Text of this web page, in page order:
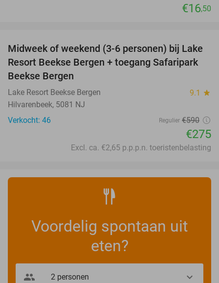
€16,50
53%
Midweek of weekend (3-6 personen) bij Lake
Resort Beekse Bergen + toegang Safaripark
Beekse Bergen
Lake Resort Beekse Bergen 9.1 star
Hilvarenbeek, 5081 NJ
Verkocht: 46
Regulier €590
€275
Excl. ca. €2,65 p.p.p.n. toeristenbelasting
Voordelig spontaan uit
eten?